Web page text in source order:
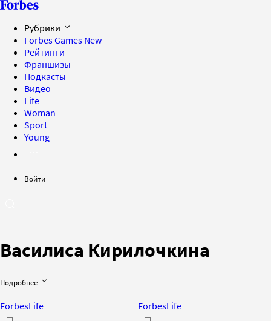
Рубрики
Forbes Games New
Рейтинги
Франшизы
Подкасты
Видео
Life
Woman
Sport
Young
Войти
Василиса Кирилочкина
Подробнее
ForbesLife ForbesLife